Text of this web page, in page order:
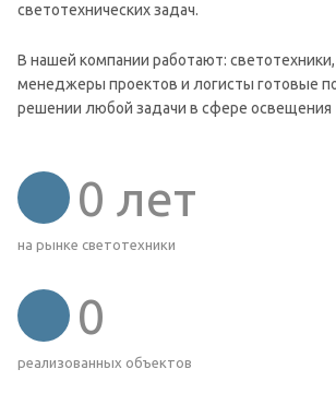
светотехнических задач.
В нашей компании работают:
менеджеры проектов и логисты готовые
решении любой задачи в сфере освещения
0 лет
на рынке светотехники
0
реализованных объектов